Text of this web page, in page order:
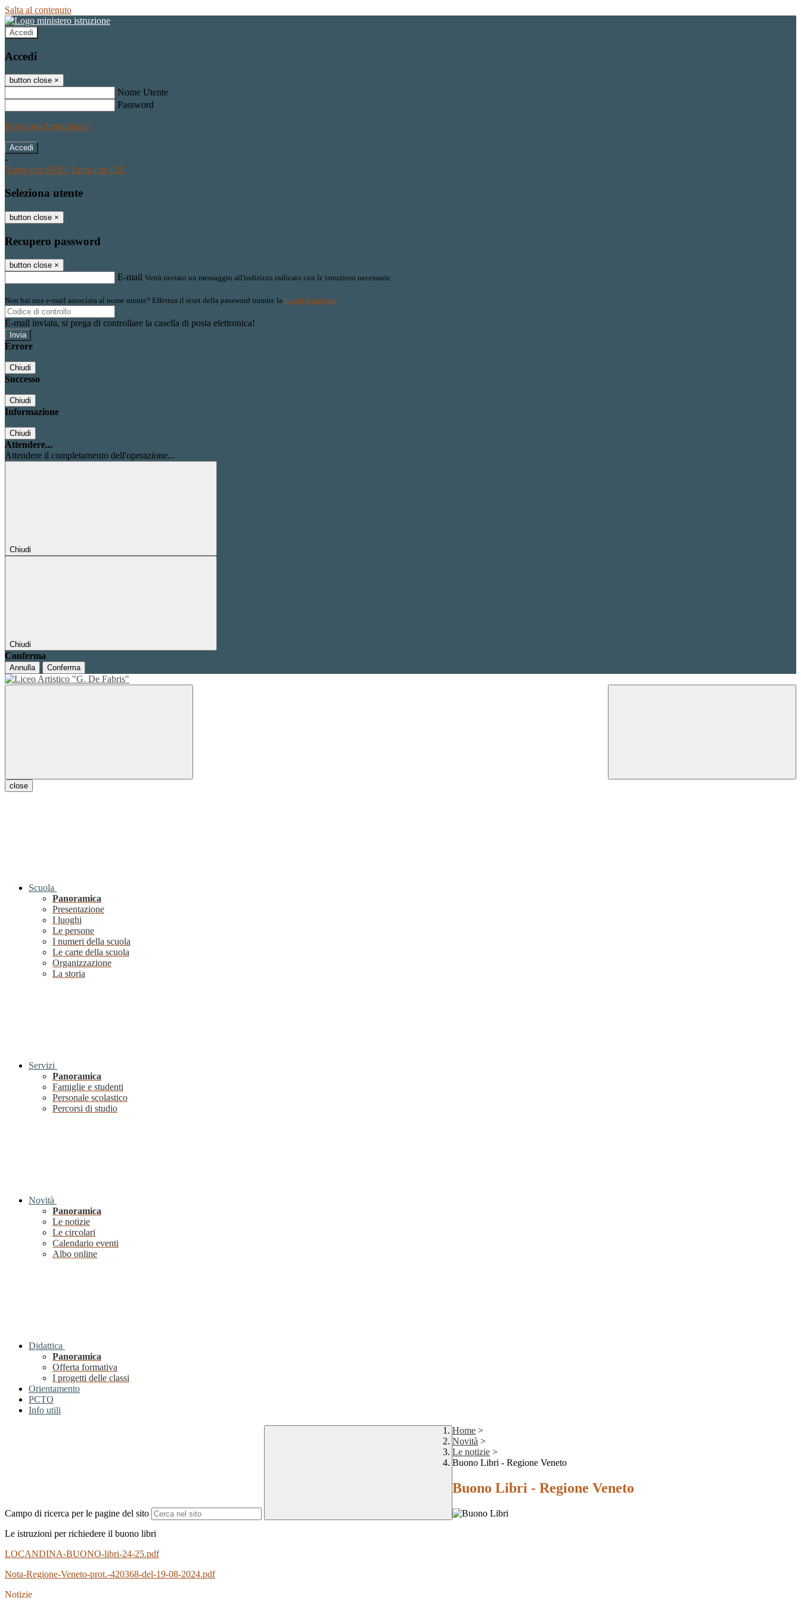
Salta al contenuto
Accedi
Accedi
button close ×
Nome Utente
Password
Password dimenticata?
-
Entra con SPID Entra con CIE
Seleziona utente
button close ×
Recupero password
button close ×
E-mail Verrà inviato un messaggio all'indirizzo indicato con le istruzioni necessarie.
Non hai una e-mail associata al nome utente? Effettua il reset della password tramite la Login Spaggiari
E-mail inviata, si prega di controllare la casella di posta elettronica!
Errore
Chiudi
Successo
Chiudi
Informazione
Chiudi
Attendere...
Attendere il completamento dell'operazione...
Chiudi
Chiudi
Conferma
Annulla Conferma
close
Scuola
Panoramica
Presentazione
I luoghi
Le persone
I numeri della scuola
Le carte della scuola
Organizzazione
La storia
Servizi
Panoramica
Famiglie e studenti
Personale scolastico
Percorsi di studio
Novità
Panoramica
Le notizie
Le circolari
Calendario eventi
Albo online
Didattica
Panoramica
Offerta formativa
I progetti delle classi
Orientamento
PCTO
Info utili
Campo di ricerca per le pagine del sito
Home >
Novità >
Le notizie >
Buono Libri - Regione Veneto
Buono Libri - Regione Veneto
Le istruzioni per richiedere il buono libri
LOCANDINA-BUONO-libri-24-25.pdf
Nota-Regione-Veneto-prot.-420368-del-19-08-2024.pdf
Notizie